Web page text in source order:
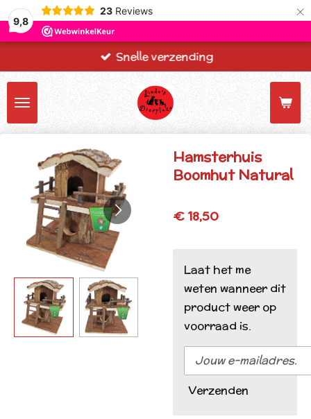
9,8
23 Reviews ×
Snelle verzending
Hamsterhuis
Boomhut Natural
€ 18,50
Laat het me
weten wanneer dit
product weer op
voorraad is.
Verzenden